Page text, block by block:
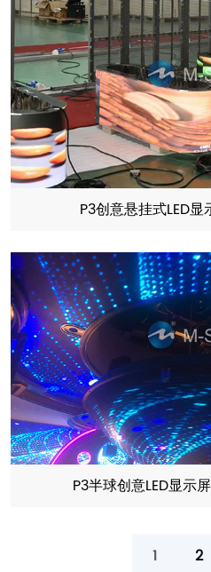
P3创意悬挂式LED
P3半球创意LED显示
1 2